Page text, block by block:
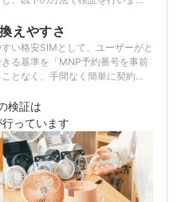
ビスでNo.1表示をしています。
日時点の情報をもとに検証を行っ
えやすさ
い格安SIMとして、ユーザーがと
る基準を「MNP予約番号を事前
となく、手間なく簡単に契約で
、スコアが同率1位である場合、そ
ビスでNo.1表示をしています。
検証は
っています